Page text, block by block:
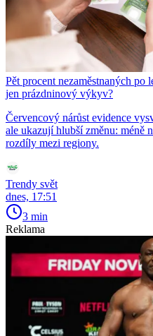
Pět procent nezaměstnaných po
jen prázdninový výkyv?
Červencový nárůst evidence
ale ukazují hlubší změnu: méně
rozdíly mezi regiony.
Trendy svět
dnes, 17:51
3 min
Reklama